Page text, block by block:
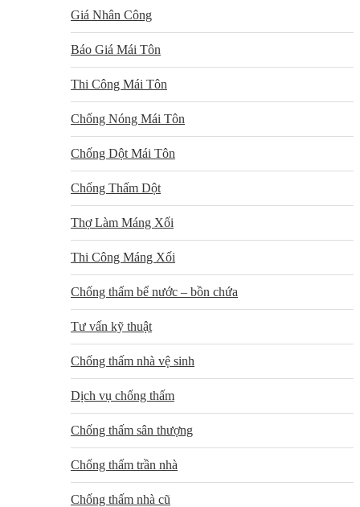
Giá Nhân Công
Báo Giá Mái Tôn
Thi Công Mái Tôn
Chống Nóng Mái Tôn
Chống Dột Mái Tôn
Chống Thấm Dột
Thợ Làm Máng Xối
Thi Công Máng Xối
Chống thấm bể nước – bồn chứa
Tư vấn kỹ thuật
Chống thấm nhà vệ sinh
Dịch vụ chống thấm
Chống thấm sân thượng
Chống thấm trần nhà
Chống thấm nhà cũ